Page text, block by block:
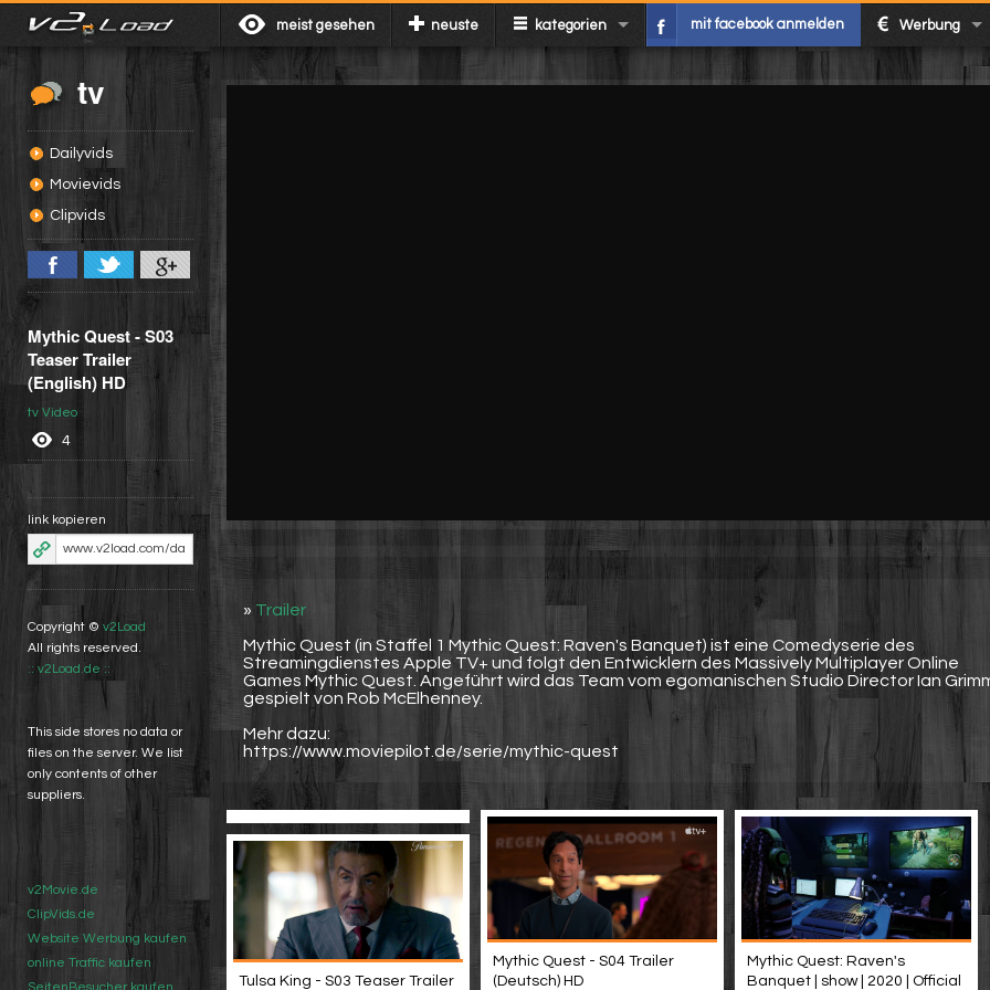
meist gesehen neuste kategorien mit facebook anmelden Werbung
tv
Dailyvids
Movievids
Clipvids
Mythic Quest - S03
Teaser Trailer
(English) HD
tv Video
4
link kopieren
Copyright © v2Load
All rights reserved.
:: v2Load.de ::
This side stores no data or
files on the server. We list
only contents of other
suppliers.
v2Movie.de
ClipVids.de
Website Werbung kaufen
online Traffic kaufen
» Trailer
Mythic Quest (in Staffel 1 Mythic Quest: Raven's Banquet) ist eine Comedyserie des
Streamingdienstes Apple TV+ und folgt den Entwicklern des Massively Multiplayer Online
Games Mythic Quest. Angeführt wird das Team vom egomanischen Studio Director Ian
gespielt von Rob McElhenney.
Mehr dazu:
https://www.moviepilot.de/serie/mythic-quest
Mythic Quest - S04 Trailer
(Deutsch) HD
Mythic Quest: Raven's
Banquet | show | 2020 | Official
Tulsa King - S03 Teaser Trailer